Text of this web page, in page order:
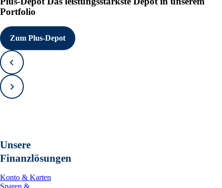
Portfolio
Zum Plus-Depot
Zurück
Vorwärts
Unsere
Finanzlösungen
Konto & Karten